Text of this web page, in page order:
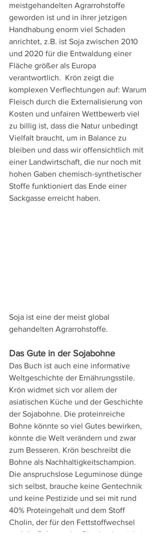
meistgehandelten Agrarrohstoffe
geworden ist und in ihrer jetzigen
Handhabung enorm viel Schaden
anrichtet, z.B. ist Soja zwischen 2010
und 2020 für die Entwaldung einer
Fläche größer als Europa
verantwortlich.  Krön zeigt die
komplexen Verflechtungen auf: Warum
Fleisch durch die Externalisierung von
Kosten und unfairen Wettbewerb viel
zu billig ist, dass die Natur unbedingt
Vielfalt braucht, um in Balance zu
bleiben und dass wir offensichtlich mit
einer Landwirtschaft, die nur noch mit
hohen Gaben chemisch-synthetischer
Stoffe funktioniert das Ende einer
Sackgasse erreicht haben.
Soja ist eine der meist global
gehandelten Agrarrohstoffe.
Das Gute in der Sojabohne
Das Buch ist auch eine informative
Weltgeschichte der Ernährungsstile.
Krön widmet sich vor allem der
asiatischen Küche und der Geschichte
der Sojabohne. Die proteinreiche
Bohne könnte so viel Gutes bewirken,
könnte die Welt verändern und zwar
zum Besseren. Krön beschreibt die
Bohne als Nachhaltigkeitschampion.
Die anspruchslose Leguminose dünge
sich selbst, brauche keine Gentechnik
und keine Pestizide und sei mit rund
40% Proteingehalt und dem Stoff
Cholin, der für den Fettstoffwechsel
und die Balance des Blutdrucks wichtig